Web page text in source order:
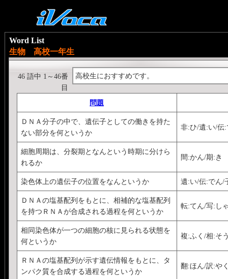
Word List
生物 高校一年生
高校生におすすめです。
46 語中 1～46番
目
問題
ＤＮＡ分子の中で、遺伝子としての働きを持た
ない部分を何というか
非:ひ/遺:い/伝
細胞周期は、分裂期となんという時期に分けら
れるか
間:かん/期:き
染色体上の遺伝子の位置をなんというか 遺:い/伝:でん/
ＤＮＡの塩基配列をもとに、相補的な塩基配列
を持つＲＮＡが合成される過程を何というか
転:てん/写:し
相同染色体が一つの細胞の核に見られる状態を
何というか
複:ふく/相:そ
ＲＮＡの塩基配列が示す遺伝情報をもとに、タ
ンパク質を合成する過程を何というか
翻:ほん/訳:や